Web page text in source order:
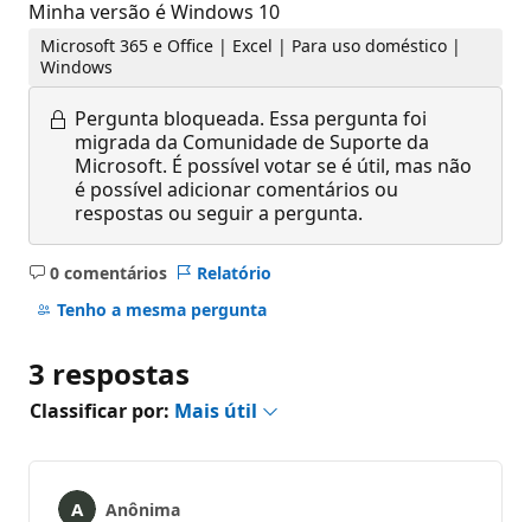
Minha versão é Windows 10
Microsoft 365 e Office | Excel | Para uso doméstico |
Windows
Pergunta bloqueada. Essa pergunta foi
migrada da Comunidade de Suporte da
Microsoft. É possível votar se é útil, mas não
é possível adicionar comentários ou
respostas ou seguir a pergunta.
0 comentários
Sem
comentários
Relatório
Tenho a mesma pergunta
3 respostas
Classificar por: Mais útil
Anônima